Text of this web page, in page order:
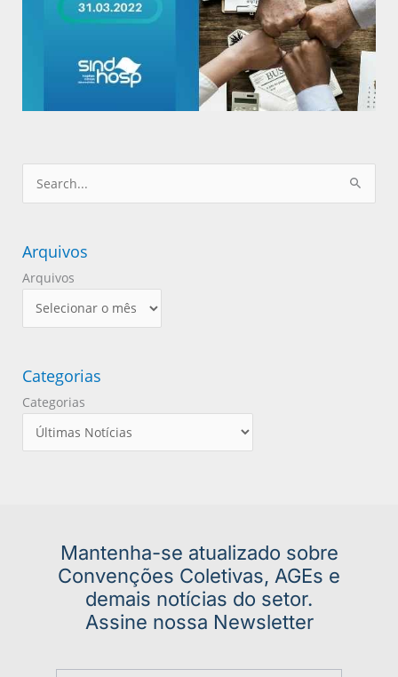
Pesquisar
por:
Arquivos
Arquivos
Categorias
Categorias
Mantenha-se atualizado sobre
Convenções Coletivas, AGEs e
demais notícias do setor.
Assine nossa Newsletter